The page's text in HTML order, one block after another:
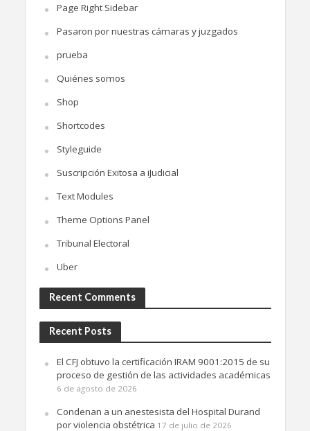
Page Right Sidebar
Pasaron por nuestras cámaras y juzgados
prueba
Quiénes somos
Shop
Shortcodes
Styleguide
Suscripción Exitosa a iJudicial
Text Modules
Theme Options Panel
Tribunal Electoral
Uber
Recent Comments
Recent Posts
El CFJ obtuvo la certificación IRAM 9001:2015 de su
proceso de gestión de las actividades académicas
6 de agosto de 2026
Condenan a un anestesista del Hospital Durand
por violencia obstétrica 17 de julio de 2026